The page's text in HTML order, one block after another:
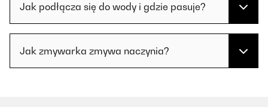
Jak podłącza się do wody i gdzie pasuje?
Jak zmywarka zmywa naczynia?